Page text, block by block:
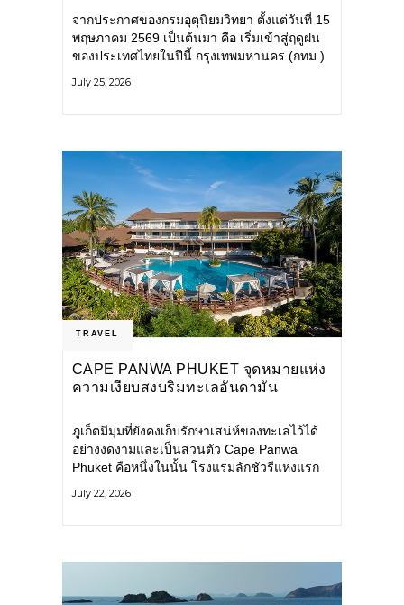
จากประกาศของกรมอุตุนิยมวิทยา ตั้งแต่วันที่ 15
พฤษภาคม 2569 เป็นต้นมา คือ เริ่มเข้าสู่ฤดูฝน
ของประเทศไทยในปีนี้ กรุงเทพมหานคร (กทม.)
โครงสร้างพื้นฐาน
July 25, 2026
TRAVEL
CAPE PANWA PHUKET จุดหมายแห่ง
ความเงียบสงบริมทะเลอันดามัน
ภูเก็ตมีมุมที่ยังคงเก็บรักษาเสน่ห์ของทะเลไว้ได้
อย่างงดงามและเป็นส่วนตัว Cape Panwa
Phuket คือหนึ่งในนั้น โรงแรมลักชัวรีแห่งแรก
แหลมพันวา ทางตะวันออกเฉียงใต้ของเกาะ
July 22, 2026